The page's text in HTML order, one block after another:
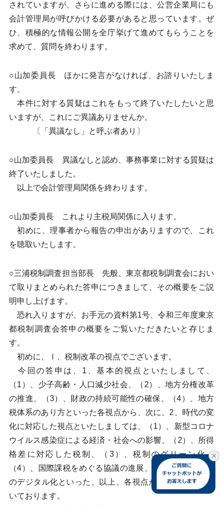
されていますが、さらに進める際には、公営企業局にも
会計管理局が呼びかける必要があると思っています。ぜ
ひ、積極的な情報公開を全庁挙げて進めてもらうことを
求めて、質問を終わります。
○山加委員長 ほかに発言がなければ、お諮りいたしま
す。
本件に対する質疑はこれをもって終了いたしたいと思
いますが、これにご異議ありませんか。
〔「異議なし」と呼ぶ者あり〕
○山加委員長 異議なしと認め、事務事業に対する質疑は
終了いたしました。
以上で会計管理局関係を終わります。
○山加委員長 これより主税局関係に入ります。
初めに、理事者から報告の申出がありますので、これ
を聴取いたします。
○三浦税制調査担当部長 先般、東京都税制調査会におい
て取りまとめられた答申につきまして、その概要をご説
明申し上げます。
恐れ入りますが、お手元の資料第1号、令和三年度東京
都税制調査会答申の概要をご覧いただきたいと存じま
す。
初めに、Ⅰ、税制改革の視点でございます。
今回の答申は、1、基本的視点といたしまして、
（1）、少子高齢・人口減少社会、（2）、地方分権改革
の推進、（3）、財政の持続可能性の確保、（4）、地方
税体系のあり方といった各視点から、次に、2、時代の変
化に対応した視点といたしましては、（1）、新型コロナ
ウイルス感染症による経済・社会への影響、（2）、所得
格差に対応した税制、（3）、税制のグリーン化、
（4）、国際課税をめぐる協議の進展、（5）、税務行政
のデジタル化といった、以上、各視点から提言をいただ
いております。